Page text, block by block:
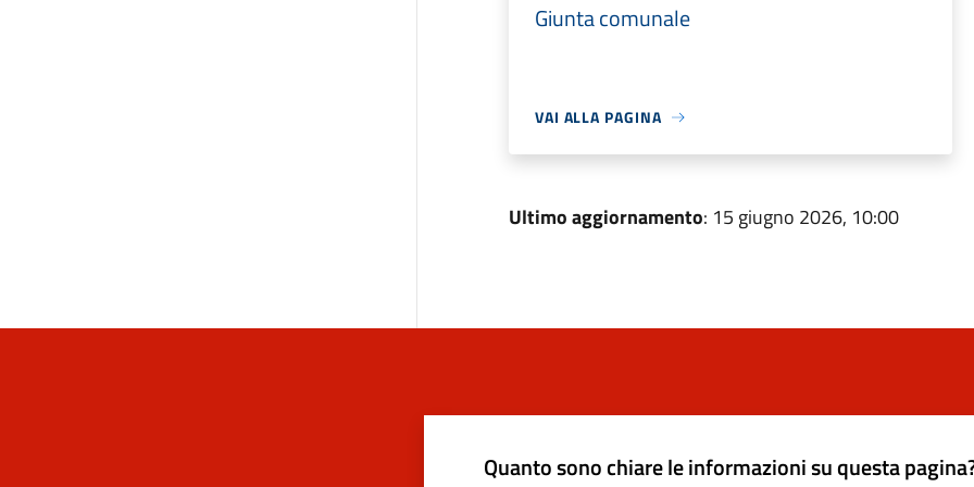
Giunta comunale
VAI ALLA PAGINA
Ultimo aggiornamento: 15 giugno 2026, 10:00
Quanto sono chiare le informazioni su questa